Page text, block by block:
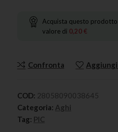
Acquista questo
valore di 0,20€
Confronta
COD: 28058090038645
Categoria: Aghi
Tag: PIC